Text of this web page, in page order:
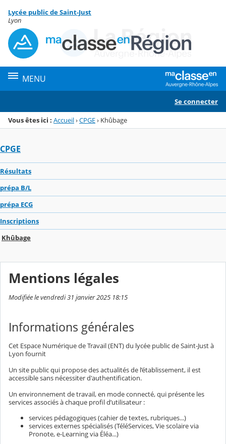
Menu de la rubrique
Contenu
Lycée public de Saint-Just
Lyon
MENU
Se connecter
Vous êtes ici : Accueil›CPGE› Khûbage
CPGE
Résultats
prépa B/L
prépa ECG
Inscriptions
Khûbage
Mentions légales
Modifiée le vendredi 31 janvier 2025 18:15
Informations générales
Cet Espace Numérique de Travail (ENT) du lycée public de Saint-Just à
Lyon fournit
Un site public qui propose des actualités de l’établissement, il est
accessible sans nécessiter d'authentification.
Un environnement de travail, en mode connecté, qui présente les
services associés à chaque profil d’utilisateur :
services pédagogiques (cahier de textes, rubriques...)
services externes spécialisés (TéléServices, Vie scolaire via
Pronote, e-Learning via Éléa...)